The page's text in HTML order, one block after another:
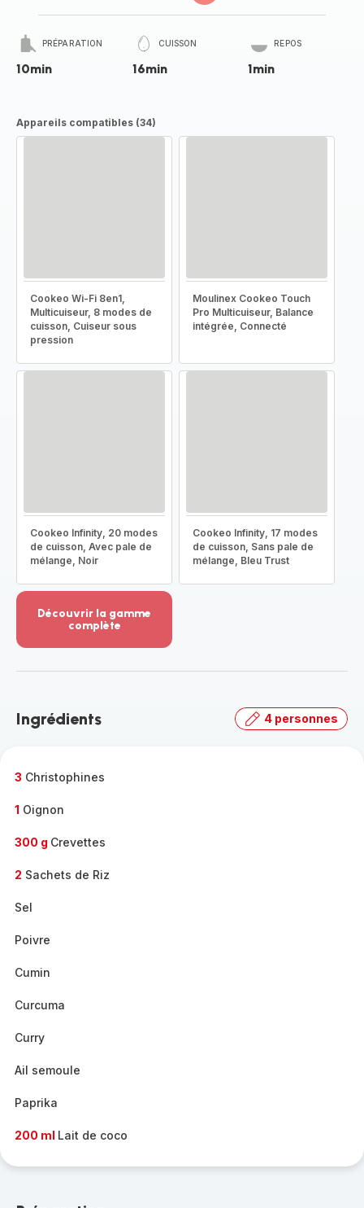
PRÉPARATION
10min
CUISSON
16min
REPOS
1min
Appareils compatibles (34)
Cookeo Wi-Fi 8en1,
Multicuiseur, 8 modes de
cuisson, Cuiseur sous
pression
Moulinex Cookeo Touch
Pro Multicuiseur, Balance
intégrée, Connecté
Cookeo Infinity, 20 modes
de cuisson, Avec pale de
mélange, Noir
Cookeo Infinity, 17 modes
de cuisson, Sans pale de
mélange, Bleu Trust
Découvrir la gamme
complète
-
gamme
Ingrédients 4 personnes
3 Christophines
1 Oignon
300 g Crevettes
2 Sachets de Riz
Sel
Poivre
Cumin
Curcuma
Curry
Ail semoule
Paprika
200 ml Lait de coco